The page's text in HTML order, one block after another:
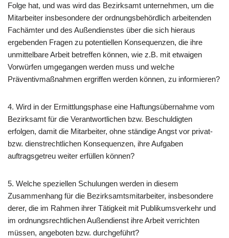
Folge hat, und was wird das Bezirksamt unternehmen, um die
Mitarbeiter insbesondere der ordnungsbehördlich arbeitenden
Fachämter und des Außendienstes über die sich hieraus
ergebenden Fragen zu potentiellen Konsequenzen, die ihre
unmittelbare Arbeit betreffen können, wie z.B. mit etwaigen
Vorwürfen umgegangen werden muss und welche
Präventivmaßnahmen ergriffen werden können, zu informieren?
4. Wird in der Ermittlungsphase eine Haftungsübernahme vom
Bezirksamt für die Verantwortlichen bzw. Beschuldigten
erfolgen, damit die Mitarbeiter, ohne ständige Angst vor privat-
bzw. dienstrechtlichen Konsequenzen, ihre Aufgaben
auftragsgetreu weiter erfüllen können?
5. Welche speziellen Schulungen werden in diesem
Zusammenhang für die Bezirksamtsmitarbeiter, insbesondere
derer, die im Rahmen ihrer Tätigkeit mit Publikumsverkehr und
im ordnungsrechtlichen Außendienst ihre Arbeit verrichten
müssen, angeboten bzw. durchgeführt?